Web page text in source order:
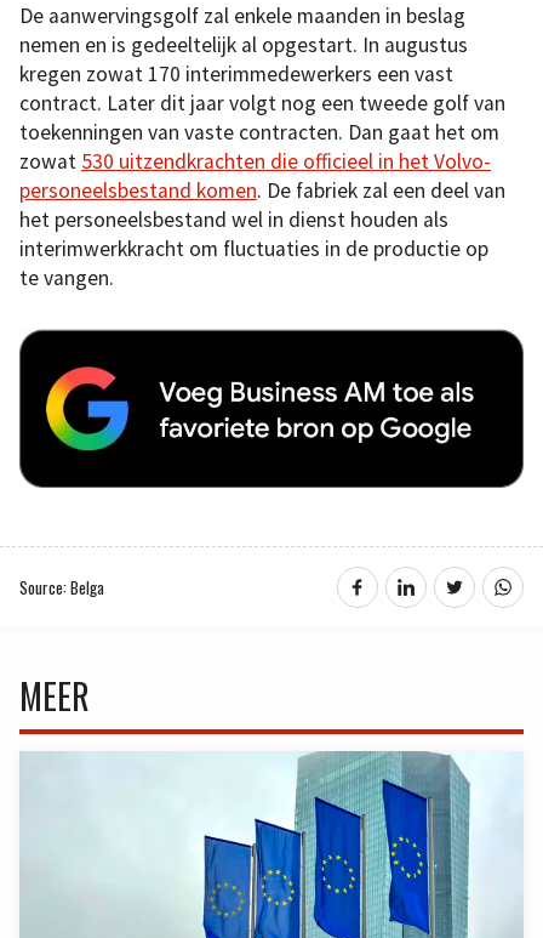
De aanwervingsgolf zal enkele maanden in beslag
nemen en is gedeeltelijk al opgestart. In augustus
kregen zowat 170 interimmedewerkers een vast
contract. Later dit jaar volgt nog een tweede golf van
toekenningen van vaste contracten. Dan gaat het om
zowat 530 uitzendkrachten die officieel in het Volvo-
personeelsbestand komen. De fabriek zal een deel van
het personeelsbestand wel in dienst houden als
interimwerkkracht om fluctuaties in de productie op
te vangen.
Source: Belga
MEER